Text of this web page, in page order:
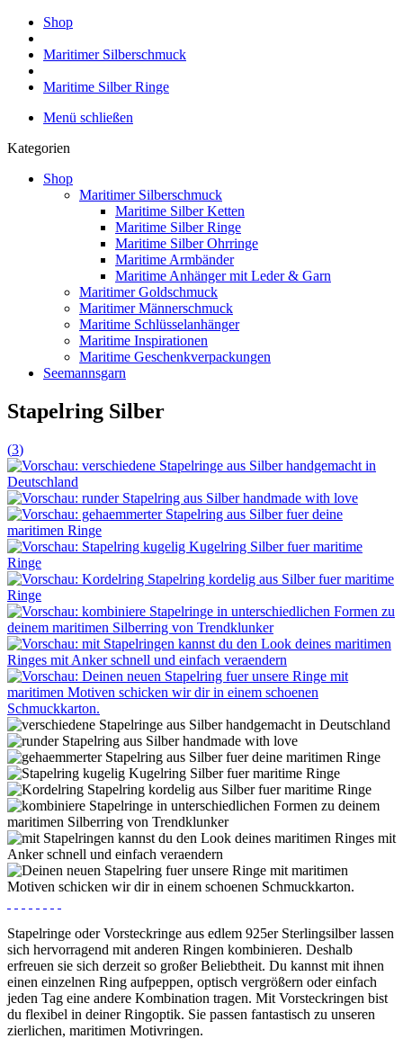
Shop
Maritimer Silberschmuck
Maritime Silber Ringe
Menü schließen
Kategorien
Shop
Maritimer Silberschmuck
Maritime Silber Ketten
Maritime Silber Ringe
Maritime Silber Ohrringe
Maritime Armbänder
Maritime Anhänger mit Leder & Garn
Maritimer Goldschmuck
Maritimer Männerschmuck
Maritime Schlüsselanhänger
Maritime Inspirationen
Maritime Geschenkverpackungen
Seemannsgarn
Stapelring Silber
(3)
Stapelringe oder Vorsteckringe aus edlem 925er Sterlingsilber lassen
sich hervorragend mit anderen Ringen kombinieren. Deshalb
erfreuen sie sich derzeit so großer Beliebtheit. Du kannst mit ihnen
einen einzelnen Ring aufpeppen, optisch vergrößern oder einfach
jeden Tag eine andere Kombination tragen. Mit Vorsteckringen bist
du flexibel in deiner Ringoptik. Sie passen fantastisch zu unseren
zierlichen, maritimen Motivringen.